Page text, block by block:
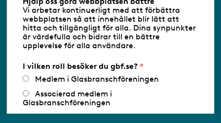
Följ oss via RSS
Databasens namn:www.gbf.se-
Glasbranschföreningen AB - Ansvarig
utgivare: Sofia Wahlgren
Vi arbetar kontinuerligt med att förbättra
webbplatsen så att innehållet blir lätt att
hitta och tillgängligt för alla. Dina synpunkter
är värdefulla och bidrar till en bättre
upplevelse för alla användare.
I vilken roll besöker du gbf.se?
Medlem i Glasbranschföreningen
Associerad medlem i
Glasbranschföreningen